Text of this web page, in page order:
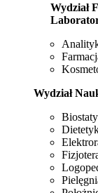
Wydział
Wydział